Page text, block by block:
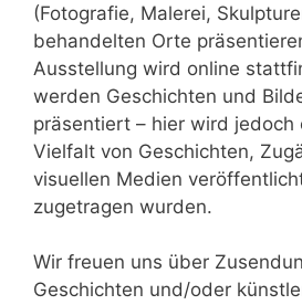
(Fotografie, Malerei,
behandelten Orte
Ausstellung wird online
werden Geschichten und
präsentiert – hier wird jedoch
Vielfalt von Geschichten,
visuellen Medien
zugetragen wurden.
Wir freuen uns über
Geschichten und/oder